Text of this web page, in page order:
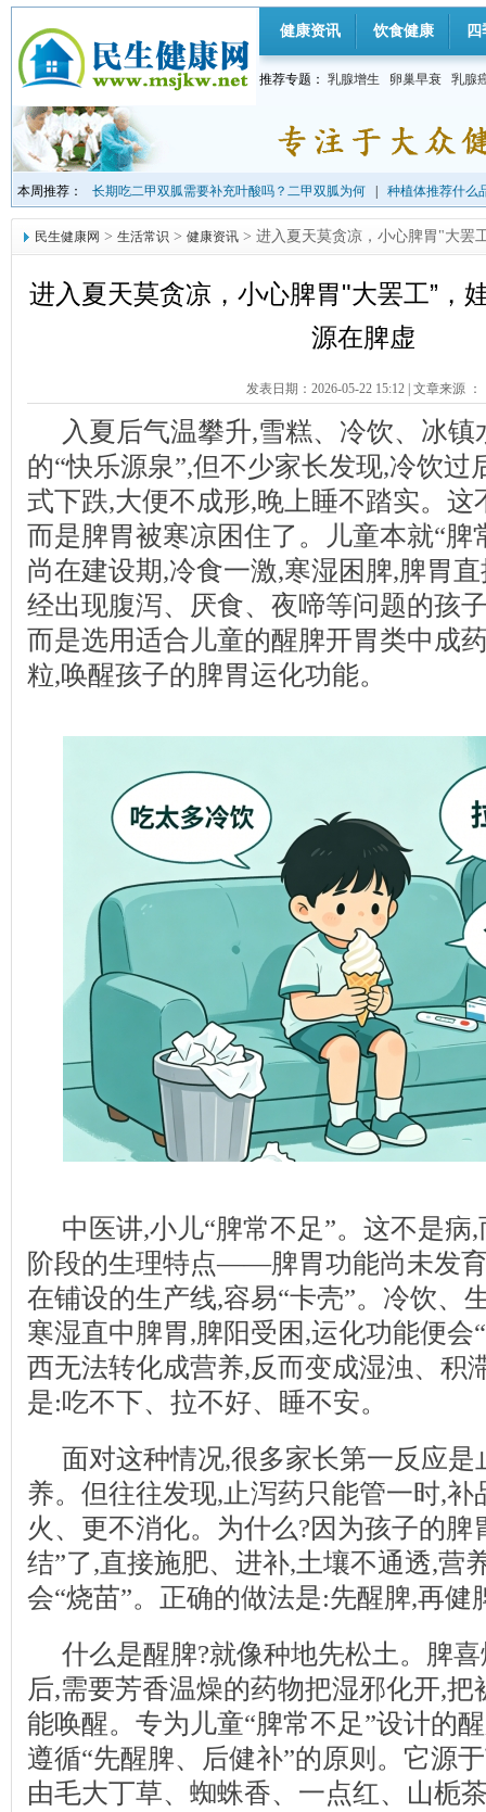
健康资讯 饮食健康
推荐专题： 乳腺增生 卵巢早衰 乳腺
本周推荐： 长期吃二甲双胍需要补充叶酸吗？二甲双胍为何 种植体推荐什么
民生健康网 > 生活常识 > 健康资讯 > 进入夏天莫贪凉，小心脾胃"大罢
进入夏天莫贪凉，小心脾胃"大罢工”，
源在脾虚
发表日期：2026-05-22 15:12 文章来源 ：
入夏后气温攀升,雪糕、冷饮、冰
的“快乐源泉”,但不少家长发现,冷饮过
式下跌,大便不成形,晚上睡不踏实。这
而是脾胃被寒凉困住了。儿童本就“脾
尚在建设期,冷食一激,寒湿困脾,脾胃
经出现腹泻、厌食、夜啼等问题的孩
而是选用适合儿童的醒脾开胃类中成
粒,唤醒孩子的脾胃运化功能。
中医讲,小儿“脾常不足”。这不是病
阶段的生理特点——脾胃功能尚未发
在铺设的生产线,容易“卡壳”。冷饮、
寒湿直中脾胃,脾阳受困,运化功能便会
西无法转化成营养,反而变成湿浊、积
是:吃不下、拉不好、睡不安。
面对这种情况,很多家长第一反应
养。但往往发现,止泻药只能管一时,补
火、更不消化。为什么?因为孩子的脾
结”了,直接施肥、进补,土壤不通透,营
会“烧苗”。正确的做法是:先醒脾,再健
什么是醒脾?就像种地先松土。脾
后,需要芳香温燥的药物把湿邪化开,把
能唤醒。专为儿童“脾常不足”设计的
遵循“先醒脾、后健补”的原则。它源
由毛大丁草、蜘蛛香、一点红、山栀